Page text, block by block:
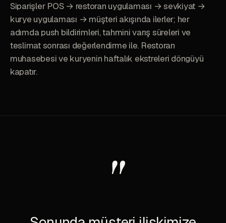
Siparişler POS → restoran uygulaması → sevkiyat →
kurye uygulaması → müşteri akışında ilerler; her
adımda push bildirimleri, tahmini varış süreleri ve
teslimat sonrası değerlendirme ile. Restoran
muhasebesi ve kuryenin haftalık ekstreleri döngüyü
kapatır.
"